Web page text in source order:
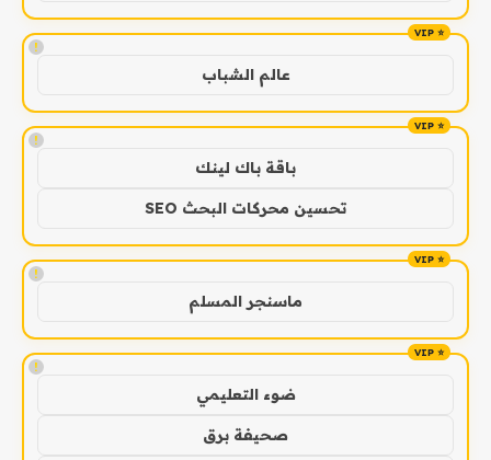
!
عالم الشباب
!
باقة باك لينك
تحسين محركات البحث SEO
!
ماسنجر المسلم
!
ضوء التعليمي
صحيفة برق